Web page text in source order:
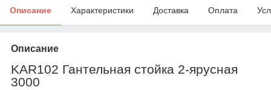
Описание Характеристики Доставка Оплата
Описание
KAR102 Гантельная стойка 2-ярусная
3000